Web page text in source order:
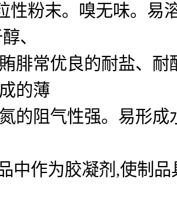
性粉末。嗅无味。易
、
腓常优良的耐盐、
的薄
的阻气性强。易形
中作为胶凝剂,使制